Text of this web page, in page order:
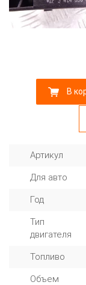
В
Артикул
Для авто
Год
Тип
двигателя
Топливо
Объем